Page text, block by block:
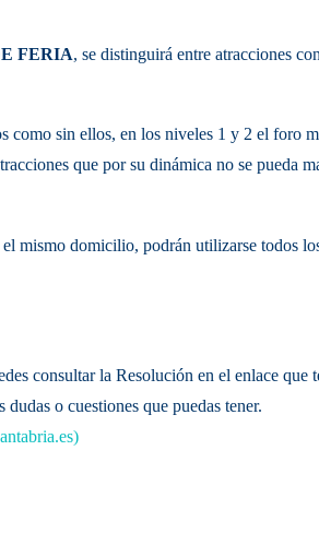
FERIA, se distinguirá entre atracciones
como sin ellos, en los niveles 1 y 2 el foro
que por su dinámica no se pueda
mismo domicilio, podrán utilizarse todos
consultar la Resolución en el enlace
o cuestiones que puedas tener.